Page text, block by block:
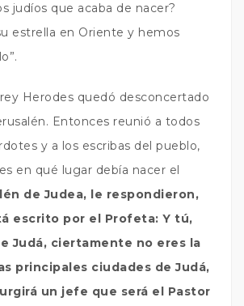
judíos que acaba de nacer?
estrella en Oriente y hemos
Herodes quedó desconcertado
Entonces reunió a todos
y a los escribas del pueblo,
en qué lugar debía nacer el
de Judea, le respondieron,
escrito por el Profeta: Y tú,
Judá, ciertamente no eres la
principales ciudades de Judá,
un jefe que será el Pastor